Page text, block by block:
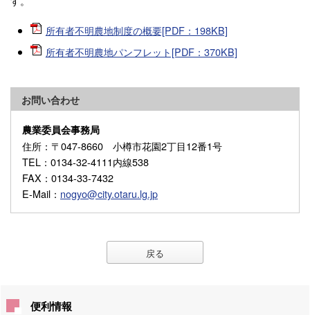
所有者不明農地制度の概要[PDF：198KB]
所有者不明農地パンフレット[PDF：370KB]
お問い合わせ
農業委員会事務局
住所 ：〒047-8660 小樽市花園2丁目12番1号
TEL ：0134-32-4111内線538
FAX ：0134-33-7432
E-Mail ： nogyo@city.otaru.lg.jp
戻る
便利情報